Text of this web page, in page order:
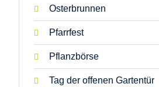
Osterbrunnen
Pfarrfest
Pflanzbörse
Tag der offenen Gartentür